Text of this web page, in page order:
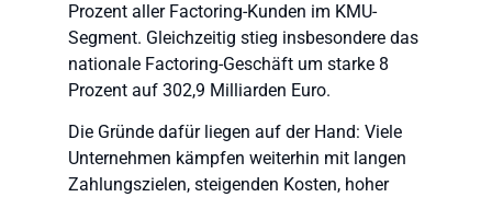
Prozent aller Factoring-Kunden im KMU-
Segment. Gleichzeitig stieg insbesondere das
nationale Factoring-Geschäft um starke 8
Prozent auf 302,9 Milliarden Euro.
Die Gründe dafür liegen auf der Hand: Viele
Unternehmen kämpfen weiterhin mit langen
Zahlungszielen, steigenden Kosten, hoher